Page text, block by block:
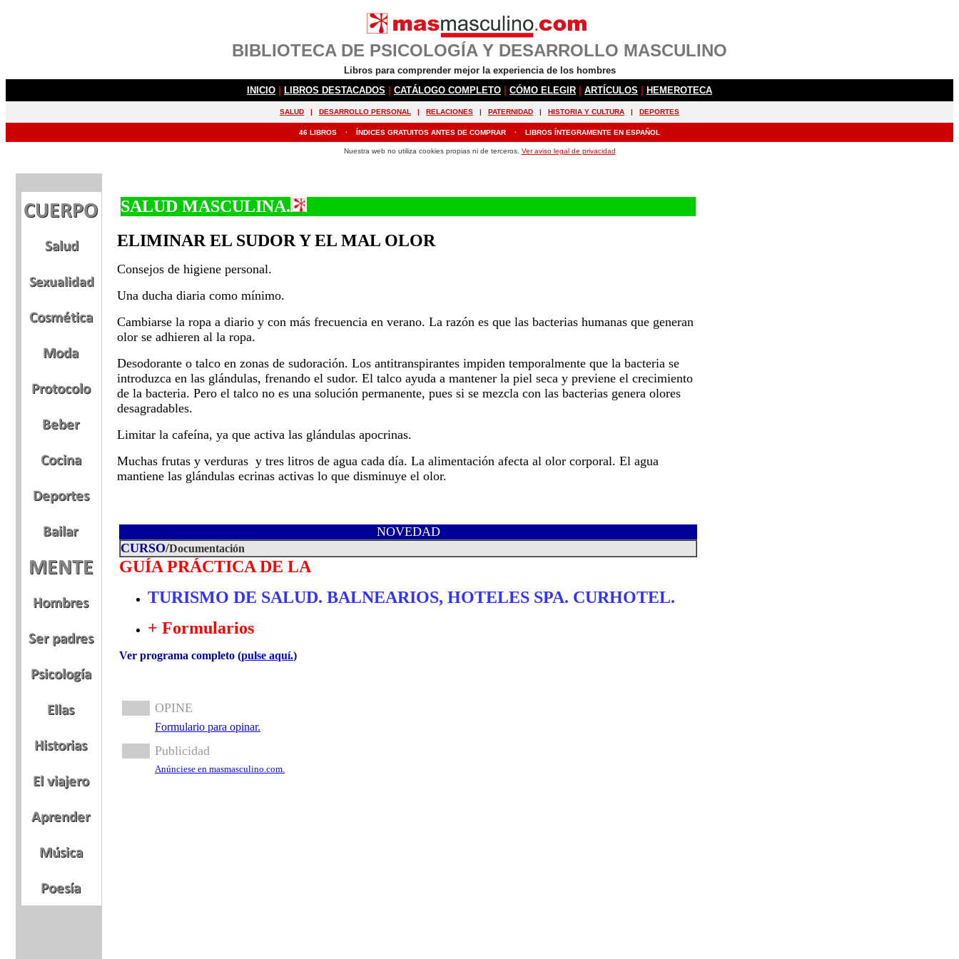
SALUD MASCULINA.
ELIMINAR EL SUDOR Y EL MAL OLOR
Consejos de higiene personal.
Una ducha diaria como mínimo.
Cambiarse la ropa a diario y con más frecuencia en verano. La razón es que las bacterias humanas que generan
olor se adhieren al la ropa.
Desodorante o talco en zonas de sudoración. Los antitranspirantes impiden temporalmente que la bacteria se
introduzca en las glándulas, frenando el sudor. El talco ayuda a mantener la piel seca y previene el crecimiento
de la bacteria. Pero el talco no es una solución permanente, pues si se mezcla con las bacterias genera olores
desagradables.
Limitar la cafeína, ya que activa las glándulas apocrinas.
Muchas frutas y verduras y tres litros de agua cada día. La alimentación afecta al olor corporal. El agua
mantiene las glándulas ecrinas activas lo que disminuye el olor.
NOVEDAD
CURSO/Documentación
GUÍA PRÁCTICA DE LA
TURISMO DE SALUD. BALNEARIOS, HOTELES SPA. CURHOTEL.
+ Formularios
Ver programa completo (pulse aquí.)
OPINE
Formulario para opinar.
Publicidad
Anúnciese en masmasculino.com.